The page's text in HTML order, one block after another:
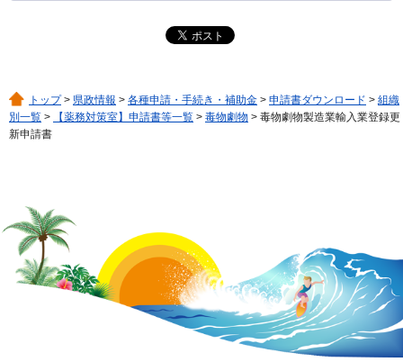
トップ> 県政情報 > 各種申請・手続き・補助金 > 申請書ダウンロード > 組織
別一覧 > 【薬務対策室】申請書等一覧 > 毒物劇物 > 毒物劇物製造業輸入業登録更
新申請書